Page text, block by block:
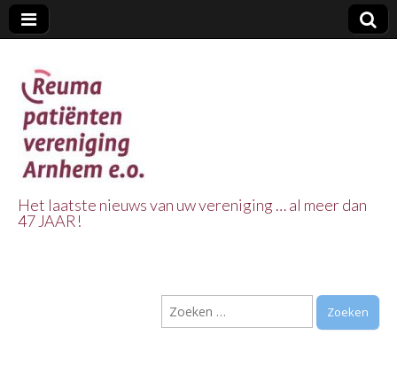
Vereniging
Arnhem e.o.
Het laatste nieuws van uw vereniging … al meer dan
47 JAAR!
Zoeken
naar: